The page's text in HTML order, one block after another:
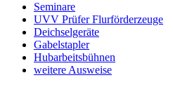
Seminare
UVV Prüfer Flurförderzeuge
Deichselgeräte
Gabelstapler
Hubarbeitsbühnen
weitere Ausweise